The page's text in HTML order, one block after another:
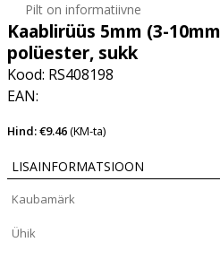
Pilt on informatiivne
Kaablirüüs 5mm (3-
polüester, sukk
Kood: RS408198
EAN:
Hind: €9.46(KM-ta)
LISAINFORMATSIOON
Kaubamärk
Ühik